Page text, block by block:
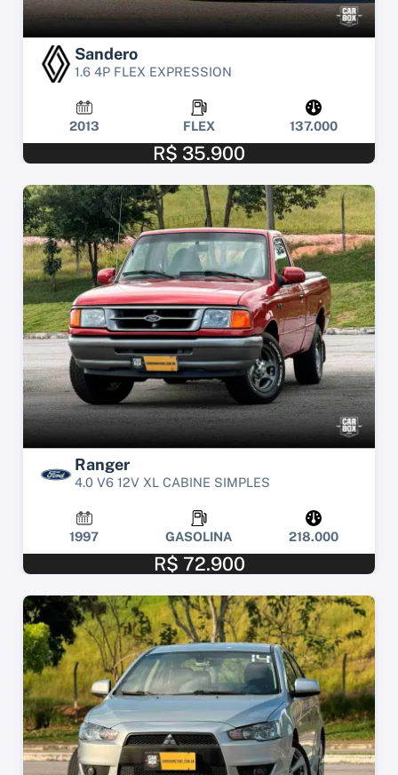
Sandero
1.6 4P FLEX EXPRESSION
2013 FLEX 137.000
R$ 35.900
Ranger
4.0 V6 12V XL CABINE SIMPLES
1997 GASOLINA 218.000
R$ 72.900